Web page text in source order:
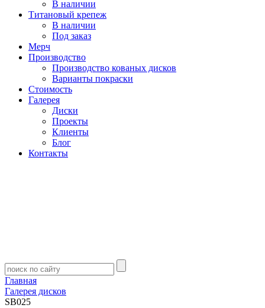
В наличии
Титановый крепеж
В наличии
Под заказ
Мерч
Производство
Производство кованых дисков
Варианты покраски
Стоимость
Галерея
Диски
Проекты
Клиенты
Блог
Контакты
Главная
Галерея дисков
SB025